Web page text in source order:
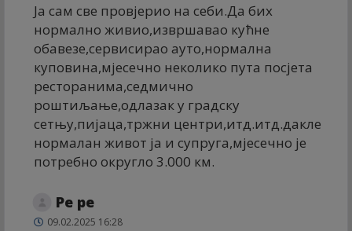
Ја сам све провјерио на себи.Да бих
нормално живио,извршавао кућне
обавезе,сервисирао ауто,нормална
куповина,мјесечно неколико пута посјета
ресторанима,седмично
роштиљање,одлазак у градску
сетњу,пијаца,тржни центри,итд.итд.дакле
нормалан живот ја и супруга,мјесечно је
потребно округло 3.000 км.
Ре ре
09.02.2025 16:28